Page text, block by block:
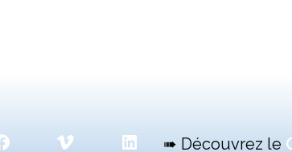
Vimeo LinkedIn➠ Découvrez le